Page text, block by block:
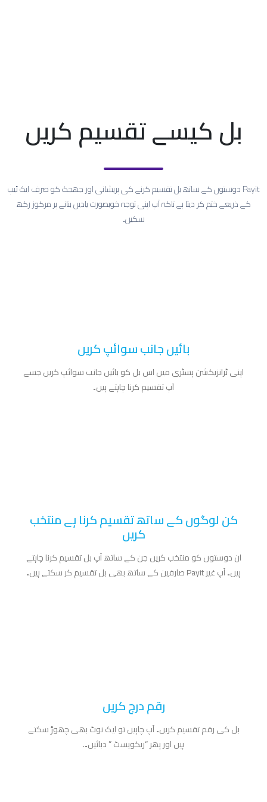
بل کیسے تقسیم کریں
Payit دوستوں کے ساتھ بل تقسیم کرنے کی پریشانی اور جھجک کو صرف ایک ٹیپ
کے ذریعے ختم کر دیتا ہے تاکہ آپ اپنی توجہ خوبصورت یادیں بنانے پر مرکوز رکھ
سکیں۔
بائیں جانب سوائپ کریں
اپنی ٹرانزیکشن ہسٹری میں اس بل کو بائیں جانب سوائپ کریں جسے
آپ تقسیم کرنا چاہتے ہیں۔
کن لوگوں کے ساتھ تقسیم کرنا ہے منتخب
کریں
ان دوستوں کو منتخب کریں جن کے ساتھ آپ بل تقسیم کرنا چاہتے
ہیں۔ آپ غیر Payit صارفین کے ساتھ بھی بل تقسیم کر سکتے ہیں۔
رقم درج کریں
بل کی رقم تقسیم کریں۔ آپ چاہیں تو ایک نوٹ بھی چھوڑ سکتے
ہیں اور پھر “ریکویسٹ ” دبائیں۔.